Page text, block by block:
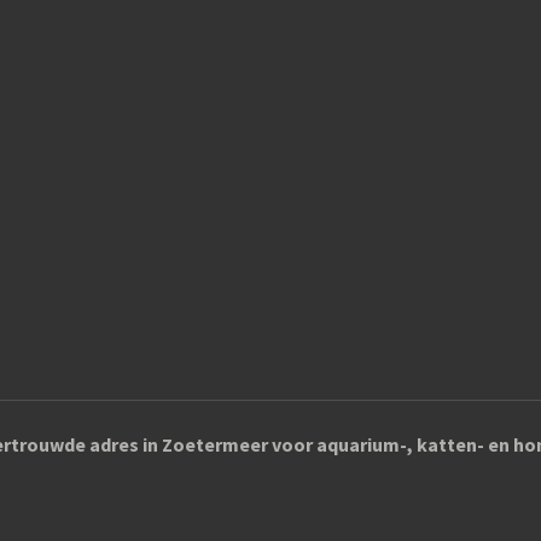
adres in Zoetermeer voor aquarium-, katten- en